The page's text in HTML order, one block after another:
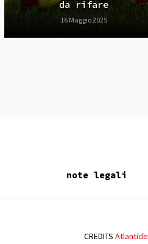
da rifare
16 Maggio 2025
note legali
CREDITS Atlantide